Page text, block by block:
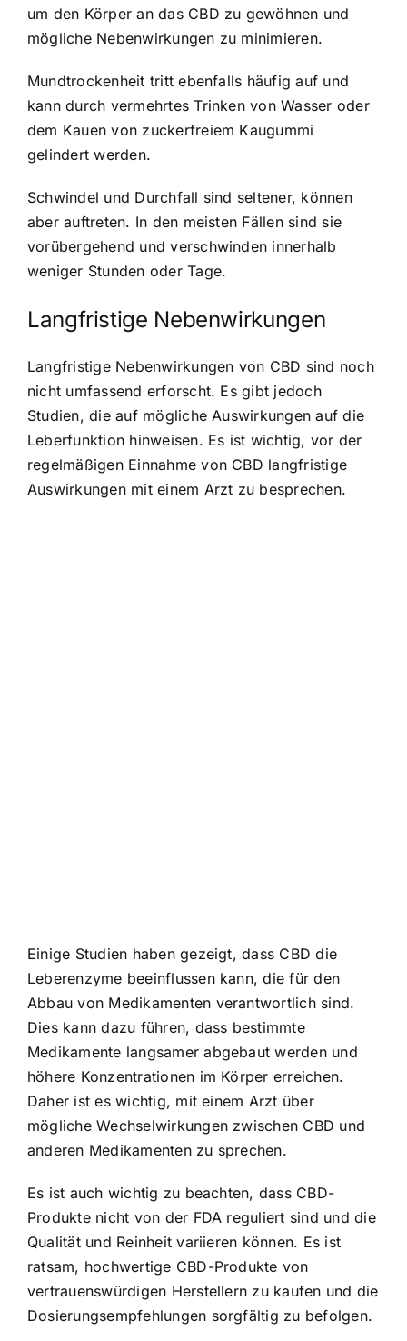
um den Körper an das CBD zu gewöhnen und
mögliche Nebenwirkungen zu minimieren.
Mundtrockenheit tritt ebenfalls häufig auf und
kann durch vermehrtes Trinken von Wasser oder
dem Kauen von zuckerfreiem Kaugummi
gelindert werden.
Schwindel und Durchfall sind seltener, können
aber auftreten. In den meisten Fällen sind sie
vorübergehend und verschwinden innerhalb
weniger Stunden oder Tage.
Langfristige Nebenwirkungen
Langfristige Nebenwirkungen von CBD sind noch
nicht umfassend erforscht. Es gibt jedoch
Studien, die auf mögliche Auswirkungen auf die
Leberfunktion hinweisen. Es ist wichtig, vor der
regelmäßigen Einnahme von CBD langfristige
Auswirkungen mit einem Arzt zu besprechen.
Einige Studien haben gezeigt, dass CBD die
Leberenzyme beeinflussen kann, die für den
Abbau von Medikamenten verantwortlich sind.
Dies kann dazu führen, dass bestimmte
Medikamente langsamer abgebaut werden und
höhere Konzentrationen im Körper erreichen.
Daher ist es wichtig, mit einem Arzt über
mögliche Wechselwirkungen zwischen CBD und
anderen Medikamenten zu sprechen.
Es ist auch wichtig zu beachten, dass CBD-
Produkte nicht von der FDA reguliert sind und die
Qualität und Reinheit variieren können. Es ist
ratsam, hochwertige CBD-Produkte von
vertrauenswürdigen Herstellern zu kaufen und die
Dosierungsempfehlungen sorgfältig zu befolgen.